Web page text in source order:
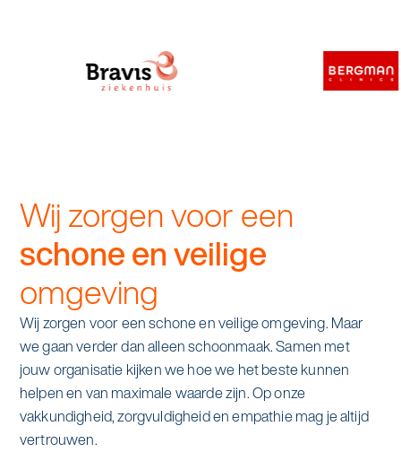
Zorgondersteuning
Duurzaamheid & Asito
Innovatie & Asito
Mens & Asito
Werken bij Asito
Wij zorgen voor een
schone en veilige
omgeving
Wij zorgen voor een schone en veilige omgeving. Maar
we gaan verder dan alleen schoonmaak. Samen met
jouw organisatie kijken we hoe we het beste kunnen
helpen en van maximale waarde zijn. Op onze
vakkundigheid, zorgvuldigheid en empathie mag je altijd
vertrouwen.